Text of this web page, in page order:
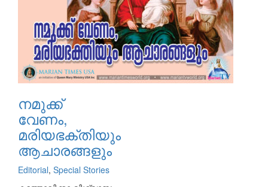
നമുക്ക്
വേണം,
മരിയഭക്തിയും
ആചാരങ്ങളും
Editorial, Special Stories